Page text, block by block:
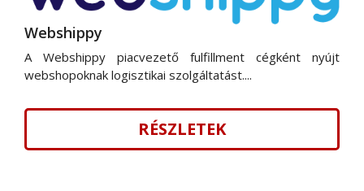
Webshippy
A Webshippy piacvezető fulfillment cégként nyújt
webshopoknak logisztikai szolgáltatást....
RÉSZLETEK